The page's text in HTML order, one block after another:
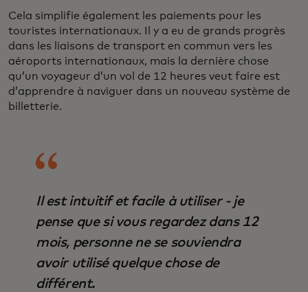
Cela simplifie également les paiements pour les
touristes internationaux. Il y a eu de grands progrès
dans les liaisons de transport en commun vers les
aéroports internationaux, mais la dernière chose
qu’un voyageur d’un vol de 12 heures veut faire est
d’apprendre à naviguer dans un nouveau système de
billetterie.
Il est intuitif et facile à utiliser - je
pense que si vous regardez dans 12
mois, personne ne se souviendra
avoir utilisé quelque chose de
différent.